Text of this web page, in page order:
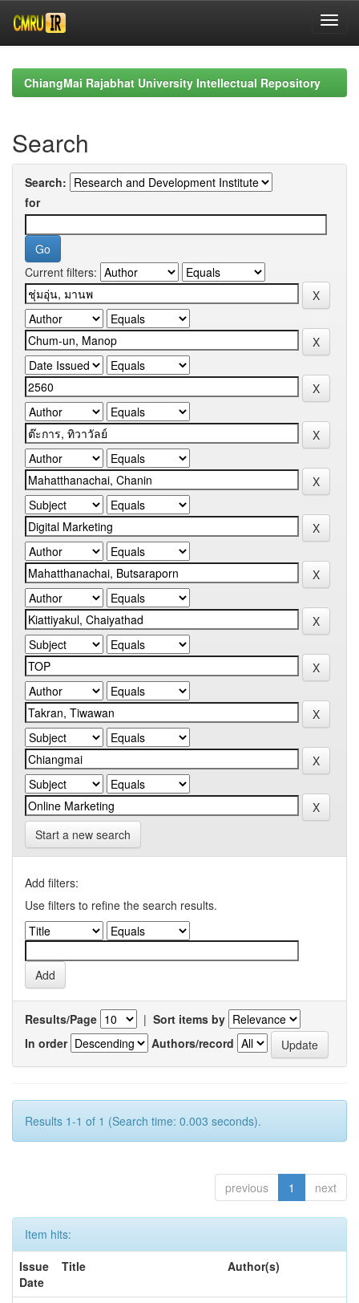
navigationChiangMai Rajabhat University Intellectual Repository
Search
Search:
for
Current filters:
Start a new search
Add filters:
Use filters to refine the search results.
Results/Page | Sort items by
In order
Authors/record
Results 1-1 of 1 (Search time: 0.003 seconds).
previous 1 next
Item hits:
Issue
Date
Title Author(s)